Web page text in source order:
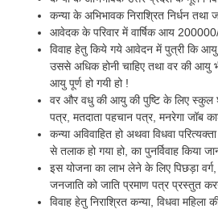
कन्या के अभिभावक निराश्रित निर्धन तथा
आवेदक के परिवार में वार्षिक आय
विवाह हेतु किये गये आवेदन में पुत्री कि आयु
उससे अधिक होनी चाहिए तथा वर की आयु
आयु पूर्ण हो गयी हो !
वर और वधु की आयु की पुष्टि के लिए स्कुल
पत्र, मतदाता पहचान पत्र, मनरेगा जॉब
कन्या अविवाहित हो अथवा विधवा
से तलाक हो गया हो, का पुनर्विवाह किया
इस योजना का लाभ लेने के लिए पिछड़ा
जनजाति को जाति प्रमाण पत्र प्रस्तुत
विवाह हेतु निराश्रित कन्या, विधवा महिला